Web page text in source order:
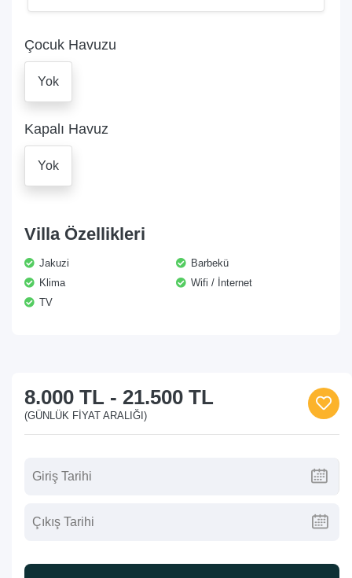
Çocuk Havuzu
Yok
Kapalı Havuz
Yok
Villa Özellikleri
Jakuzi
Barbekü
Klima
Wifi / İnternet
TV
8.000 TL - 21.500 TL
(GÜNLÜK FIYAT ARALIĞI)